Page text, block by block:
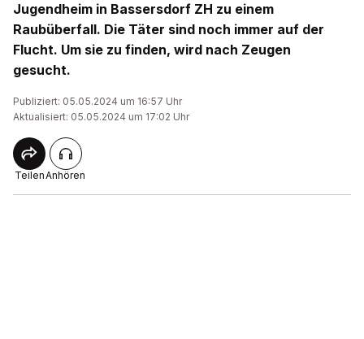
Jugendheim in Bassersdorf ZH zu einem
Raubüberfall. Die Täter sind noch immer auf der
Flucht. Um sie zu finden, wird nach Zeugen
gesucht.
Publiziert: 05.05.2024 um 16:57 Uhr
Aktualisiert: 05.05.2024 um 17:02 Uhr
TeilenAnhören